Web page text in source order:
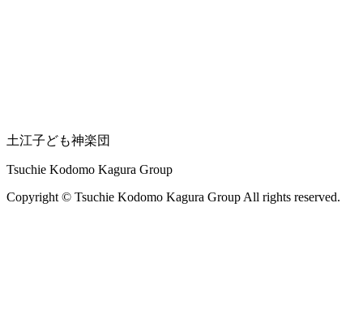
土江子ども神楽団
Tsuchie Kodomo Kagura Group
Copyright © Tsuchie Kodomo Kagura Group All rights reserved.